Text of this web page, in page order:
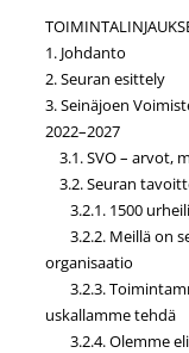
1. Johdanto
2. Seuran esittely
3. Seinäjoen
2022–2027
3.1. SVO – arvot,
3.2. Seuran
3.2.1. 1500
3.2.2. Meillä on
organisaatio
3.2.3.
uskallamme
3.2.4. Olemme